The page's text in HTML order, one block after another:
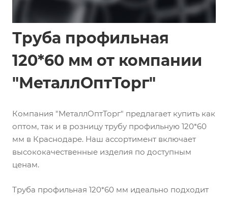
Труба профильная
120*60 мм от компании
"МеталлОптТорг"
Компания "МеталлОптТорг" предлагает купить как
оптом, так и в розницу трубу профильную 120*60
мм в Краснодаре. Наш ассортимент включает
высококачественные изделия по доступным
ценам.
Труба профильная 120*60 мм идеально подходит